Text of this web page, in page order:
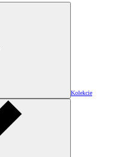
Kolekcie